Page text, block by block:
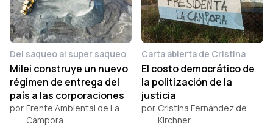
Del saqueo al super saqueo
Milei construye un nuevo
régimen de entrega del
país a las corporaciones
por Frente Ambiental de La
Cámpora
Carta abierta de Cristina
El costo democrático de
la politización de la
justicia
por Cristina Fernández de
Kirchner